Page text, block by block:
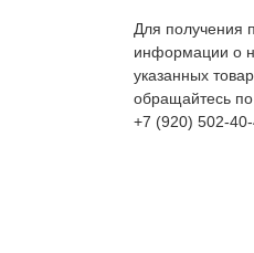
Для получения
информации о
указанных
обращайтесь
+7 (920) 502-